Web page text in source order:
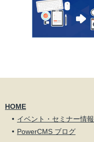
HOME
イベント・セミナー情報
PowerCMS ブログ